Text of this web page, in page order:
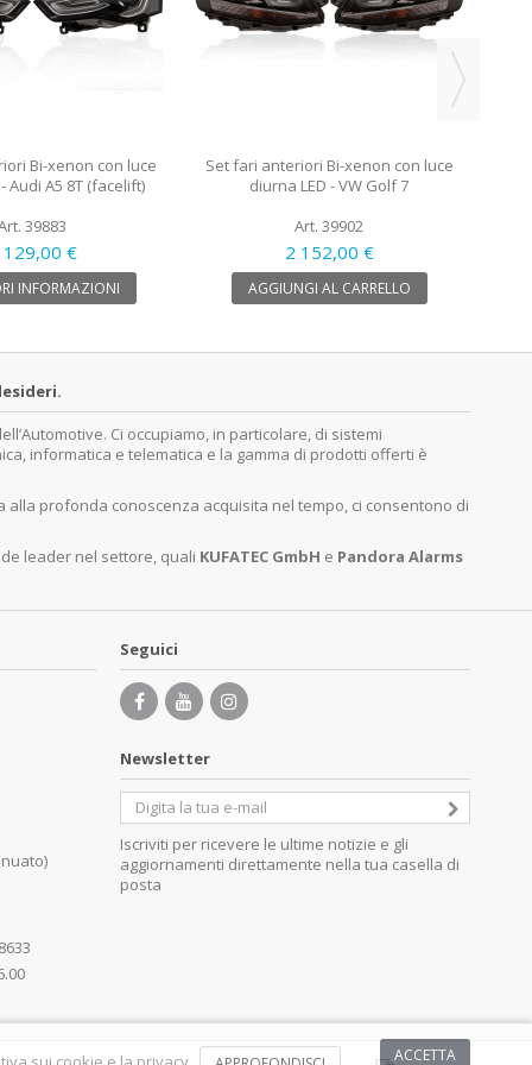
Bi-xenon con luce
Audi A5 8T (facelift)
39883
€
INFORMAZIONI
Set fari anteriori Bi-xenon con luce
diurna LED - VW Golf 7
Art. 39902
2 152,00 €
AGGIUNGI AL CARRELLO
Ci occupiamo, in particolare, di sistemi
informatica e telematica e la gamma di prodotti offerti è
profonda conoscenza acquisita nel tempo, ci consentono di
leader nel settore, quali KUFATEC GmbH e Pandora Alarms
Seguici
Newsletter
Iscriviti per ricevere le ultime notizie e gli
aggiornamenti direttamente nella tua casella di
posta
ACCETTA